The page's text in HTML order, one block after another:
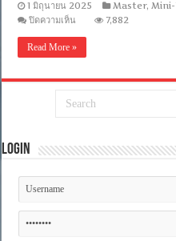
1 มิถุนายน 2025 Master, Mini-
ปิดความเห็น
HQ]
America
New
World
อเมริกา
ฮีโร่
7,882
Read More »
Login